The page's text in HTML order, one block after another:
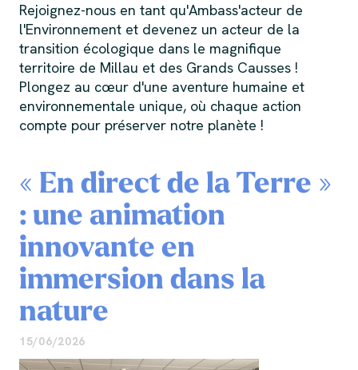
Rejoignez-nous en tant qu'Ambass'acteur de
l'Environnement et devenez un acteur de la
transition écologique dans le magnifique
territoire de Millau et des Grands Causses !
Plongez au cœur d'une aventure humaine et
environnementale unique, où chaque action
compte pour préserver notre planète !
« En direct de la Terre »
: une animation
innovante en
immersion dans la
nature
15/06/2026